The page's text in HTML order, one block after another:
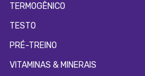
TERMOGÊNICO
TESTO
PRÉ-TREINO
VITAMINAS & MINERAIS